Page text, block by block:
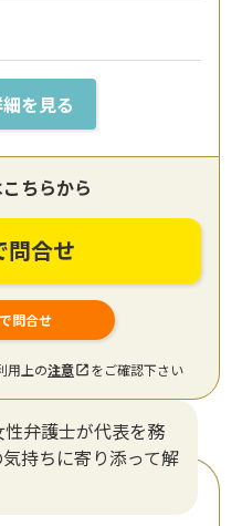
を見る
ちらから
問合せ
問合せ
用上の注意 をご確認下さい
性弁護士が代表を務
持ちに寄り添って解